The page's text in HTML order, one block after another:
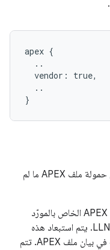
apex {
  ..
  vendor: true,
  ..
يتضمّن ملف APEX التبعيات المتعدية داخل حمولة ملف APEX ما لم
ومكتبات LLNDK. يتم استبعاد هذه
التبعيات من التجميع، ويتم تسجيل التبعيات في بيان ملف APEX. تتم